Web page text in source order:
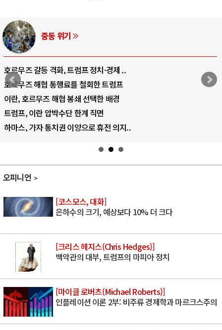
중국 AI, 저가 공세로 글로벌 토큰 시..
AI 국부펀드 구상 놓고 미국 진보진영 ..
AI 데이터센터 반대 투쟁은 새로운 글로..
AI의 숨은 환경 비용: 데이터센터 확산..
AI는 어떻게 미국 민주주의를 잠식하고 ..
오피니언
[코스모스, 대화]
은하수의 크기, 예상보다 10% 더 크다
[크리스 헤지스(Chris Hedges)]
백악관의 대부, 트럼프의 마피아 정치
[마이클 로버츠(Michael Roberts)]
인플레이션 이론 2부: 비주류 경제학과 마르크스주의